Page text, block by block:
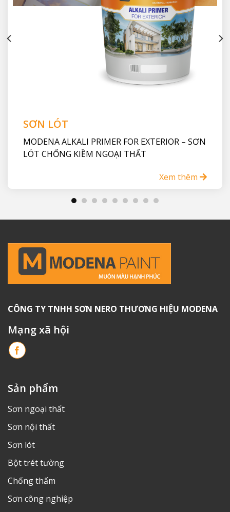
SƠN LÓT
MODENA ALKALI PRIMER FOR EXTERIOR – SƠN
LÓT CHỐNG KIỀM NGOẠI THẤT
Xem thêm
CÔNG TY TNHH SƠN NERO THƯƠNG HIỆU MODENA
Mạng xã hội
Sản phẩm
Sơn ngoại thất
Sơn nội thất
Sơn lót
Bột trét tường
Chống thấm
Sơn công nghiệp